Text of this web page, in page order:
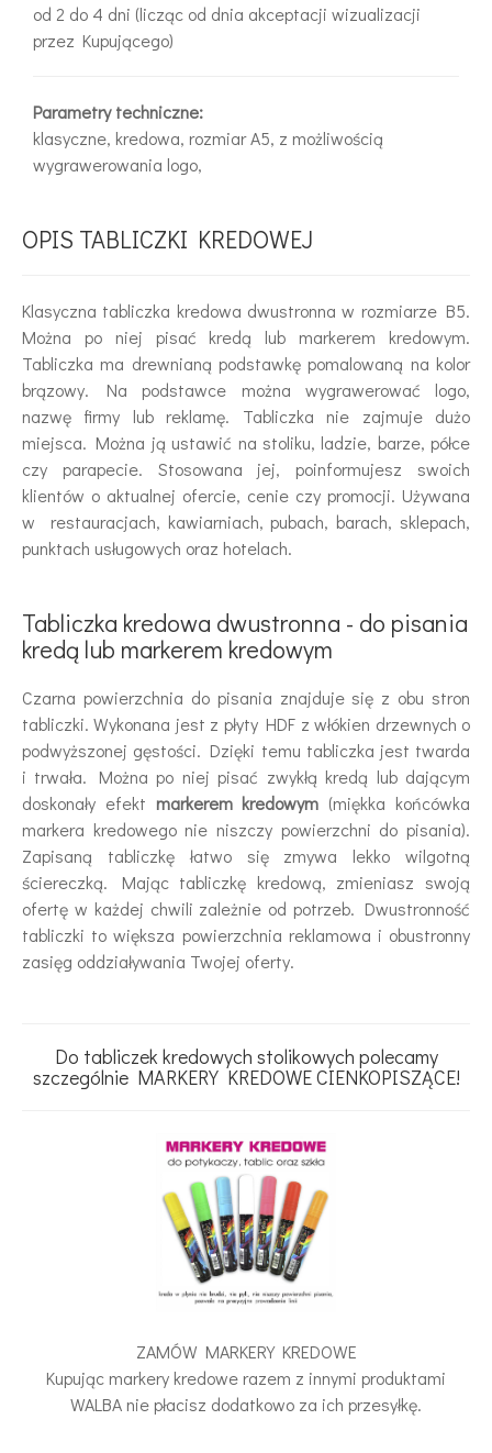
od 2 do 4 dni (licząc od dnia akceptacji wizualizacji
przez Kupującego)
Parametry techniczne:
klasyczne, kredowa, rozmiar A5, z możliwością
wygrawerowania logo,
OPIS TABLICZKI KREDOWEJ
Klasyczna tabliczka kredowa dwustronna w rozmiarze B5.
Można po niej pisać kredą lub markerem kredowym.
Tabliczka ma drewnianą podstawkę pomalowaną na kolor
brązowy. Na podstawce można wygrawerować logo,
nazwę firmy lub reklamę. Tabliczka nie zajmuje dużo
miejsca. Można ją ustawić na stoliku, ladzie, barze, półce
czy parapecie. Stosowana jej, poinformujesz swoich
klientów o aktualnej ofercie, cenie czy promocji. Używana
w restauracjach, kawiarniach, pubach, barach, sklepach,
punktach usługowych oraz hotelach.
Tabliczka kredowa dwustronna - do pisania
kredą lub markerem kredowym
Czarna powierzchnia do pisania znajduje się z obu stron
tabliczki. Wykonana jest z płyty HDF z włókien drzewnych o
podwyższonej gęstości. Dzięki temu tabliczka jest twarda
i trwała. Można po niej pisać zwykłą kredą lub dającym
doskonały efekt markerem kredowym (miękka końcówka
markera kredowego nie niszczy powierzchni do pisania).
Zapisaną tabliczkę łatwo się zmywa lekko wilgotną
ściereczką. Mając tabliczkę kredową, zmieniasz swoją
ofertę w każdej chwili zależnie od potrzeb. Dwustronność
tabliczki to większa powierzchnia reklamowa i obustronny
zasięg oddziaływania Twojej oferty.
Do tabliczek kredowych stolikowych polecamy
szczególnie MARKERY KREDOWE CIENKOPISZĄCE!
ZAMÓW MARKERY KREDOWE
Kupując markery kredowe razem z innymi produktami
WALBA nie płacisz dodatkowo za ich przesyłkę.